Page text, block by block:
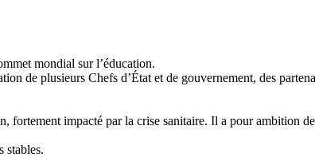
mondial sur l’éducation.
de plusieurs Chefs d’État et de gouvernement, des
fortement impacté par la crise sanitaire. Il a pour ambition
stables.